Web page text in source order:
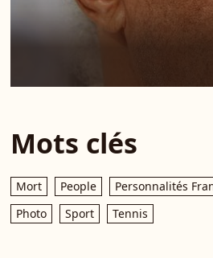
Mots clés
Mort People Personnalités
Photo
Sport Tennis